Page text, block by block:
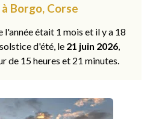
Borgo, Corse
l'année était 1 mois et il y a 18
d'été, le 21 juin 2026,
de 15 heures et 21 minutes.